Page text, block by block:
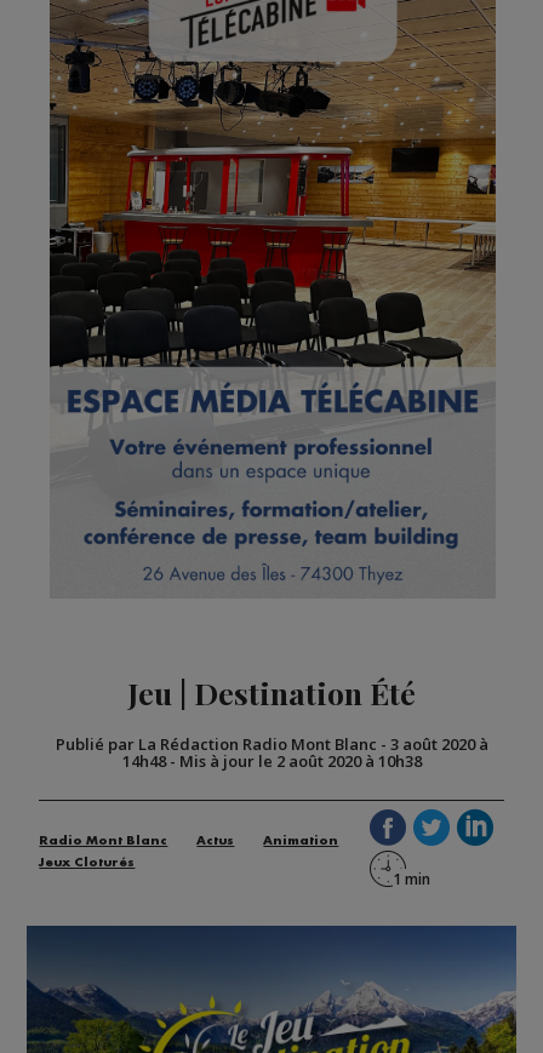
Jeu | Destination Été
Publié par La Rédaction Radio Mont Blanc - 3 août 2020 à
14h48- Mis à jour le 2 août 2020 à 10h38
Radio Mont Blanc Actus
Animation
Jeux Cloturés